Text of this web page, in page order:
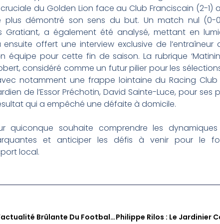
du Golden Lion face au Club Franciscain (2-1)
plus démontré son sens du but. Un match nul (0-
Gratiant, a également été analysé, mettant en
ensuite offert une interview exclusive de l’entraîneur
pour cette fin de saison. La rubrique
considéré comme un futur pilier pour les
notamment une frappe lointaine du Racing Club
de l’Essor Préchotin, David Sainte-Luce, pour
qui a empêché une défaite à domicile.
quiconque souhaite comprendre les
et anticiper les défis à venir pour le
local.
Madin Foot : Au Cœur De L’actualité Brûlante Du Football Martiniquais